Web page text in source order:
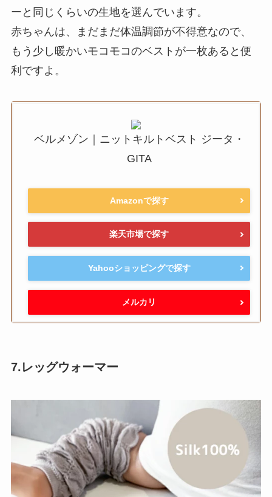
ーと同じくらいの生地を選んでいます。
赤ちゃんは、まだまだ体温調節が不得意なので、
もう少し暖かいモコモコのベストが一枚あると便
利ですよ。
ベルメゾン｜ニットキルトベスト ジータ・
GITA
Amazonで探す
楽天市場で探す
Yahooショッピングで探す
メルカリ
7.レッグウォーマー